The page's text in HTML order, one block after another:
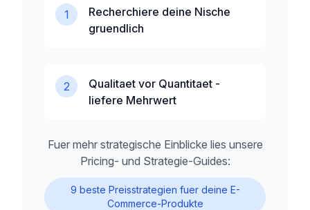
1
Recherchiere deine Nische
gruendlich
2
Qualitaet vor Quantitaet -
liefere Mehrwert
Fuer mehr strategische Einblicke lies unsere
Pricing- und Strategie-Guides:
9 beste Preisstrategien fuer deine E-
Commerce-Produkte